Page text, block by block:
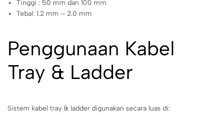
Tinggi : 50 mm dan 100 mm
Tebal: 1.2 mm – 2.0 mm
Penggunaan Kabel
Tray & Ladder
Sistem kabel tray & ladder digunakan secara luas di: